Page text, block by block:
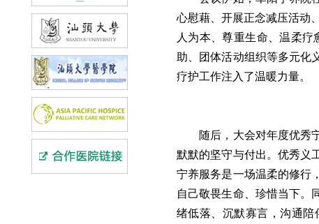
心慰藉、开展正念减压活动
人为本、尊重生命、温柔
助、团体活动组织等多元化
疗护工作注入了温暖力量。
随后，大会对年度优秀
默默的坚守与付出。优秀义
宁养服务是一场温柔的修行
自己敬畏生命、珍惜当下。
绪低落、沉默寡言，沟通